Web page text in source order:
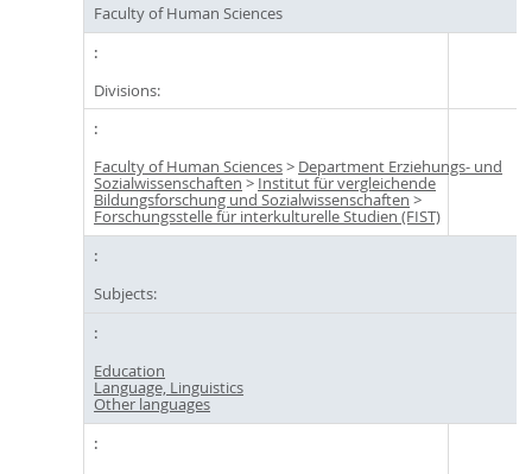
Faculty of Human Sciences
Divisions:
Faculty of Human Sciences> Department Erziehungs- und
Sozialwissenschaften > Institut für vergleichende
Bildungsforschung und Sozialwissenschaften >
Forschungsstelle für interkulturelle Studien (FIST)
Subjects:
Education
Language, Linguistics
Other languages